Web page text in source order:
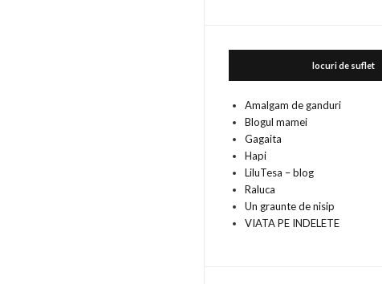
locuri de suflet
Amalgam de ganduri
Blogul mamei
Gagaita
Hapi
LiluTesa – blog
Raluca
Un graunte de nisip
VIATA PE INDELETE